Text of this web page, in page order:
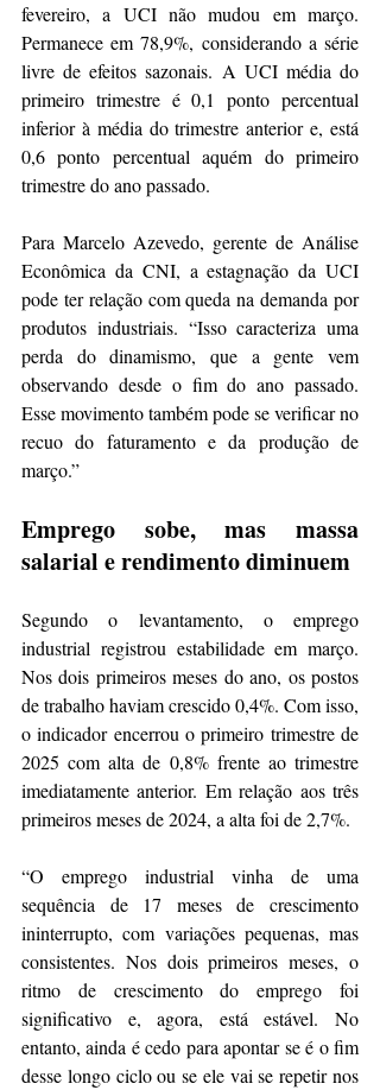
fevereiro, a UCI não mudou em março.
Permanece em 78,9%, considerando a série
livre de efeitos sazonais. A UCI média do
primeiro trimestre é 0,1 ponto percentual
inferior à média do trimestre anterior e, está
0,6 ponto percentual aquém do primeiro
trimestre do ano passado.
Para Marcelo Azevedo, gerente de Análise
Econômica da CNI, a estagnação da UCI
pode ter relação com queda na demanda por
produtos industriais. “Isso caracteriza uma
perda do dinamismo, que a gente vem
observando desde o fim do ano passado.
Esse movimento também pode se verificar no
recuo do faturamento e da produção de
março.”
Emprego sobe, mas massa
salarial e rendimento diminuem
Segundo o levantamento, o emprego
industrial registrou estabilidade em março.
Nos dois primeiros meses do ano, os postos
de trabalho haviam crescido 0,4%. Com isso,
o indicador encerrou o primeiro trimestre de
2025 com alta de 0,8% frente ao trimestre
imediatamente anterior. Em relação aos três
primeiros meses de 2024, a alta foi de 2,7%.
“O emprego industrial vinha de uma
sequência de 17 meses de crescimento
ininterrupto, com variações pequenas, mas
consistentes. Nos dois primeiros meses, o
ritmo de crescimento do emprego foi
significativo e, agora, está estável. No
entanto, ainda é cedo para apontar se é o fim
desse longo ciclo ou se ele vai se repetir nos